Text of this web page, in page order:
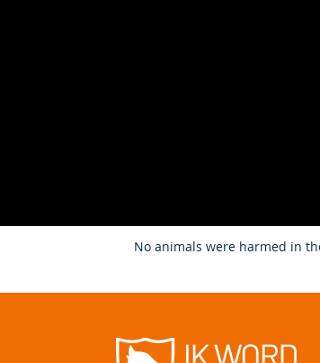
No animals were harmed in